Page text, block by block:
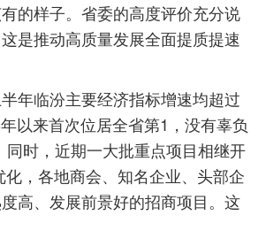
的样子。省委的高度评价充分说
是推动高质量发展全面提质提速
临汾主要经济指标增速均超过
以来首次位居全省第1，没有辜负
同时，近期一大批重点项目相继开
，各地商会、知名企业、头部企
高、发展前景好的招商项目。这